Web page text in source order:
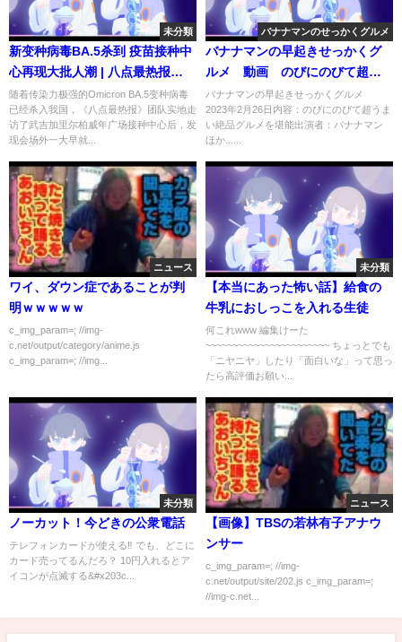
未分類
新变种病毒BA.5杀到 疫苗接种中
心再现大批人潮 | 八点最热报
11/07/2022
随着传染力极强的Omicron BA.5变种病毒
已经杀入我国，《八点最热报》团队实地走
访了武吉加里尔柏威年广场接种中心后，发
现会场外一大早就...
バナナマンのせっかくグルメ
バナナマンの早起きせっかくグ
ルメ 動画 のびにのびて超う
まい絶品グルメを堪能 2月26日
バナナマンの早起きせっかくグルメ
2023年2月26日内容：のびにのびて超うま
い絶品グルメを堪能出演者：バナナマン
ほか......
ニュース
ワイ、ダウン症であることが判
明ｗｗｗｗｗ
c_img_param=; //img-
c.net/output/category/anime.js
c_img_param=; //img...
未分類
【本当にあった怖い話】給食の
牛乳におしっこを入れる生徒
何これwww 編集けーた
~~~~~~~~~~~~~~~~~~~~~~~ ちょっとでも
「ニヤニヤ」したり「面白いな」って思っ
たら高評価お願い...
未分類
ノーカット！今どきの公衆電話
テレフォンカードが使える‼️ でも、どこに
カード売ってるんだろ？ 10円入れるとア
イコンが点滅する&#x203c...
ニュース
【画像】TBSの若林有子アナウ
ンサー
c_img_param=; //img-
c.net/output/site/202.js c_img_param=;
//img-c.net...